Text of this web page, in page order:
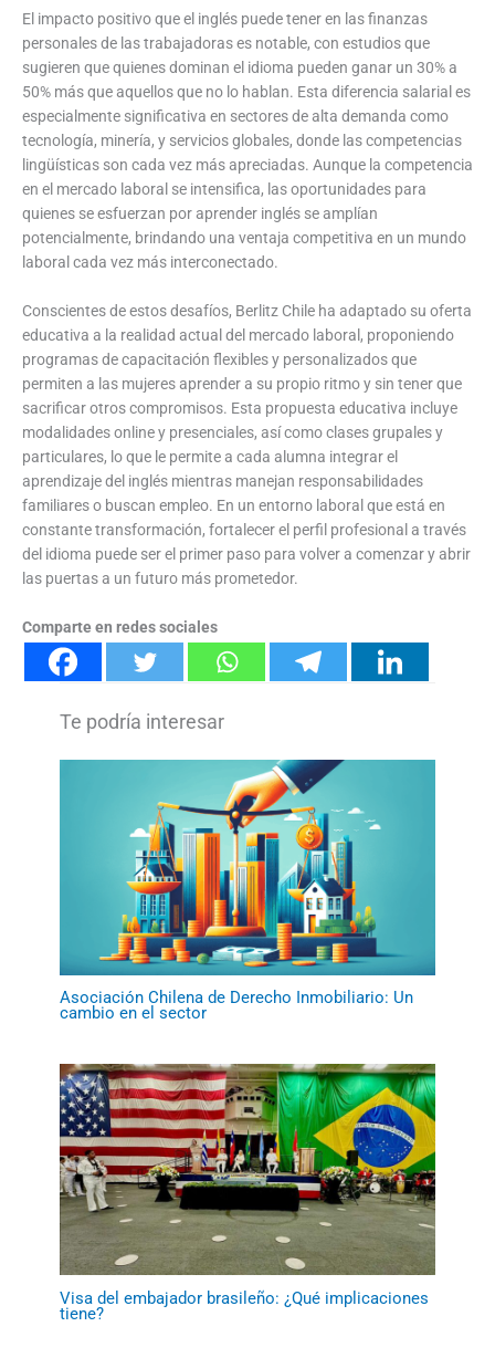
El impacto positivo que el inglés puede tener en las finanzas
personales de las trabajadoras es notable, con estudios que
sugieren que quienes dominan el idioma pueden ganar un 30% a
50% más que aquellos que no lo hablan. Esta diferencia salarial es
especialmente significativa en sectores de alta demanda como
tecnología, minería, y servicios globales, donde las competencias
lingüísticas son cada vez más apreciadas. Aunque la competencia
en el mercado laboral se intensifica, las oportunidades para
quienes se esfuerzan por aprender inglés se amplían
potencialmente, brindando una ventaja competitiva en un mundo
laboral cada vez más interconectado.
Conscientes de estos desafíos, Berlitz Chile ha adaptado su oferta
educativa a la realidad actual del mercado laboral, proponiendo
programas de capacitación flexibles y personalizados que
permiten a las mujeres aprender a su propio ritmo y sin tener que
sacrificar otros compromisos. Esta propuesta educativa incluye
modalidades online y presenciales, así como clases grupales y
particulares, lo que le permite a cada alumna integrar el
aprendizaje del inglés mientras manejan responsabilidades
familiares o buscan empleo. En un entorno laboral que está en
constante transformación, fortalecer el perfil profesional a través
del idioma puede ser el primer paso para volver a comenzar y abrir
las puertas a un futuro más prometedor.
Comparte en redes sociales
Asociación Chilena de Derecho Inmobiliario: Un
cambio en el sector
Visa del embajador brasileño: ¿Qué implicaciones
tiene?